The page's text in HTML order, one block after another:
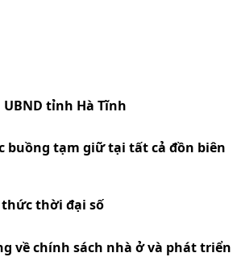
tỉnh Hà Tĩnh
buồng tạm giữ tại tất cả đồn biên
thức thời đại số
về chính sách nhà ở và phát triển